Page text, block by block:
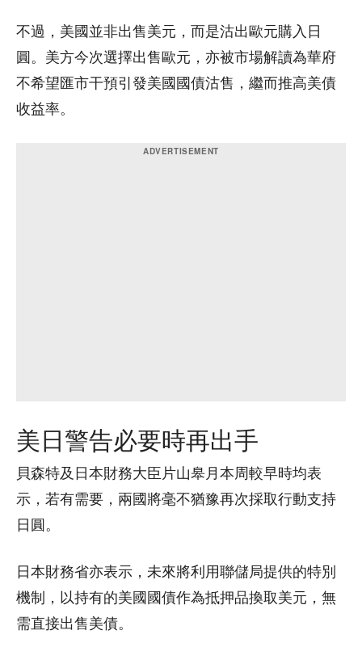
不過，美國並非出售美元，而是沽出歐元購入日
圓。美方今次選擇出售歐元，亦被市場解讀為華府
不希望匯市干預引發美國國債沽售，繼而推高美債
收益率。
美日警告必要時再出手
貝森特及日本財務大臣片山皋月本周較早時均表
示，若有需要，兩國將毫不猶豫再次採取行動支持
日圓。
日本財務省亦表示，未來將利用聯儲局提供的特別
機制，以持有的美國國債作為抵押品換取美元，無
需直接出售美債。